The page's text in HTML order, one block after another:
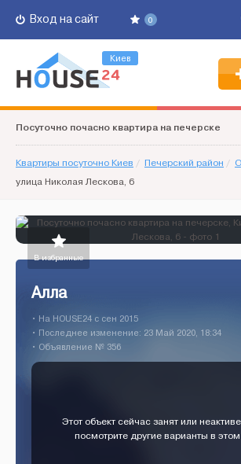
0
Вход на сайт
Киев
Посуточно почасно квартира на печерске
Квартиры посуточно Киев / Печерский район /
улица Николая Лескова, 6
В избранные
Алла
• На HOUSE24 c сен 2015
• Последнее изменение: 23 Май 2020, 18:34
• Объявление № 356
Этот объект сейчас занят или
посмотрите другие варианты в